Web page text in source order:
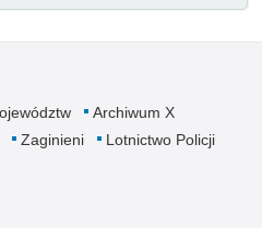
Archiwum X
Zaginieni
Lotnictwo Policji